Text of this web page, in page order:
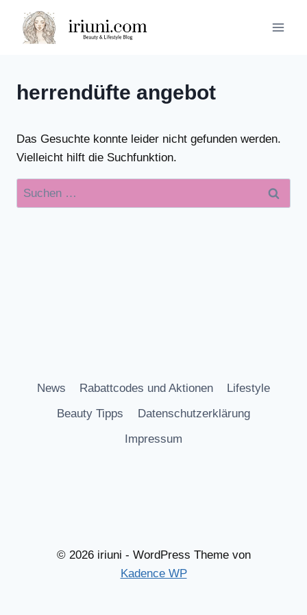
Inhalt
springen
herrendüfte angebot
Das Gesuchte konnte leider nicht gefunden werden.
Vielleicht hilft die Suchfunktion.
Suchen
nach:
News Rabattcodes und Aktionen
Lifestyle
Beauty Tipps
Datenschutzerklärung
Impressum
© 2026 iriuni - WordPress Theme von
Kadence WP